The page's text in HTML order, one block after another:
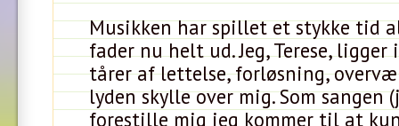
Musikken har spillet et stykke tid
fader nu helt ud. Jeg, Terese, ligger
tårer af lettelse, forløsning,
lyden skylle over mig. Som sangen
forestille mig jeg kommer til at